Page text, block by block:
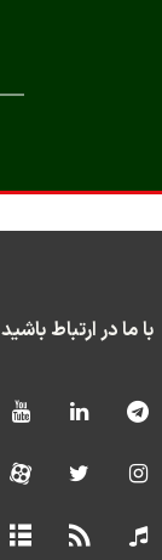
با ما در ارتباط باشید